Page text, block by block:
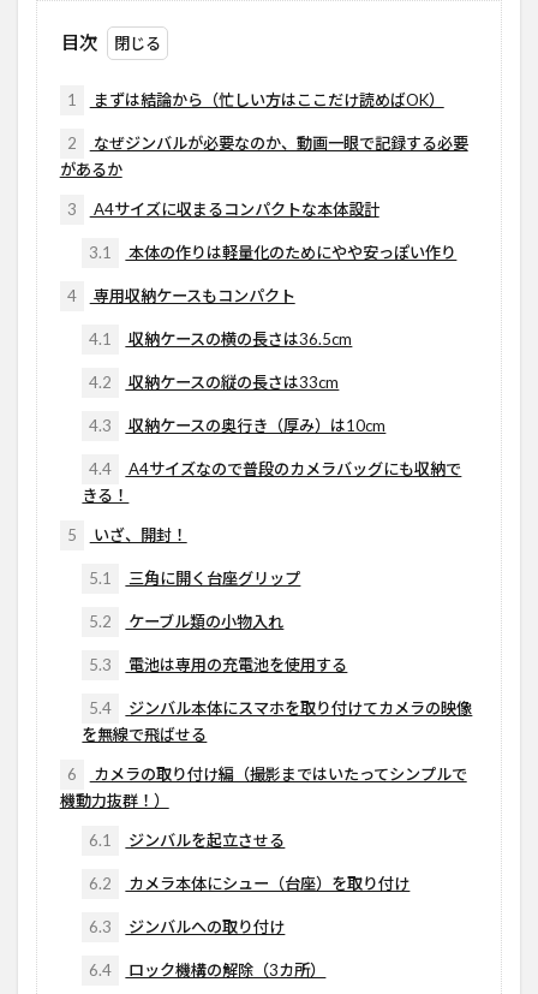
目次
1 まずは結論から（忙しい方はここだけ読めばOK）
2
なぜジンバルが必要なのか、動画一眼で記録する必要
があるか
3 A4サイズに収まるコンパクトな本体設計
3.1 本体の作りは軽量化のためにやや安っぽい作り
4 専用収納ケースもコンパクト
4.1 収納ケースの横の長さは36.5cm
4.2 収納ケースの縦の長さは33cm
4.3 収納ケースの奥行き（厚み）は10cm
4.4
A4サイズなので普段のカメラバッグにも収納で
きる！
5 いざ、開封！
5.1 三角に開く台座グリップ
5.2 ケーブル類の小物入れ
5.3 電池は専用の充電池を使用する
5.4
ジンバル本体にスマホを取り付けてカメラの映像
を無線で飛ばせる
6
カメラの取り付け編（撮影まではいたってシンプルで
機動力抜群！）
6.1 ジンバルを起立させる
6.2 カメラ本体にシュー（台座）を取り付け
6.3 ジンバルへの取り付け
6.4 ロック機構の解除（3カ所）